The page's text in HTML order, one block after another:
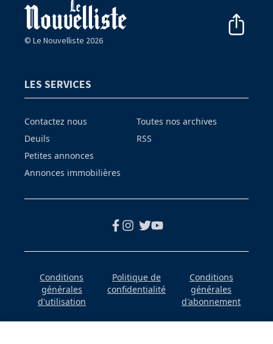
© Le Nouvelliste 2026
LES SERVICES
Contactez nous
Deuils
Petites annonces
Annonces immobilières
Toutes nos archives
RSS
Conditions
générales
d'utilisation
Politique de
confidentialité
Conditions
générales
d'abonnement